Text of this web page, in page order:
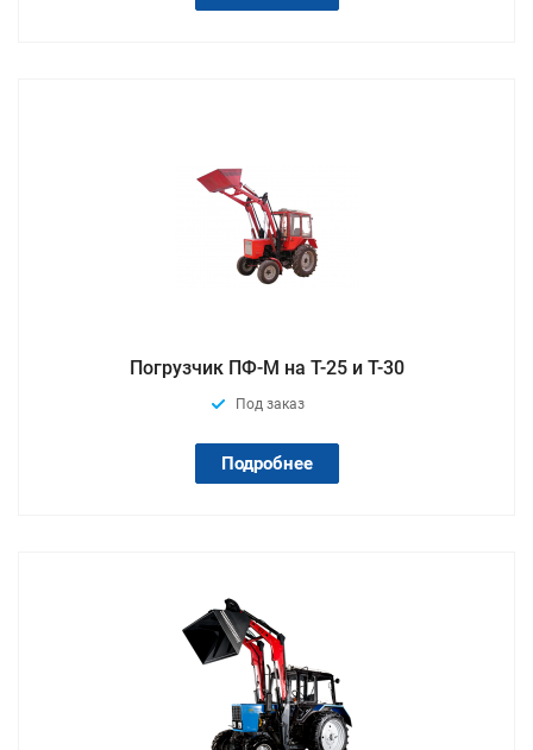
Погрузчик ПФ-М на Т-25 и Т-30
Под заказ
Подробнее